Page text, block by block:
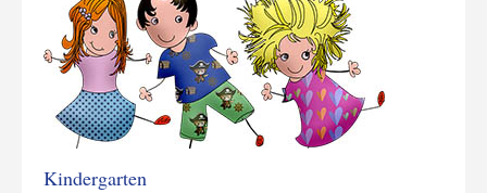
Kindergarten